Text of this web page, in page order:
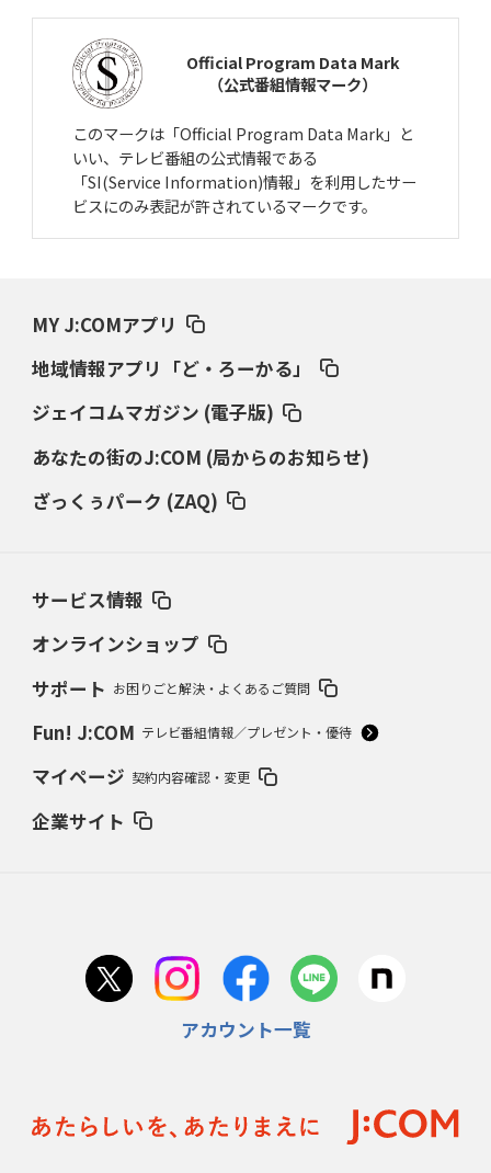
Official Program Data Mark
（公式番組情報マーク）
このマークは「Official Program Data Mark」と
いい、テレビ番組の公式情報である
「SI(Service Information)情報」を利用したサー
ビスにのみ表記が許されているマークです。
MY J:COMアプリ
地域情報アプリ「ど・ろーかる」
ジェイコムマガジン (電子版)
あなたの街のJ:COM (局からのお知らせ)
ざっくぅパーク (ZAQ)
サービス情報
オンラインショップ
サポート お困りごと解決・よくあるご質問
Fun! J:COM テレビ番組情報／プレゼント・優待
マイページ 契約内容確認・変更
企業サイト
アカウント一覧